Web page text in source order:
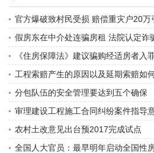
官方爆破致村民受损 赔偿重灾户20万
假房东在中介处连骗房租 法院认定诈
《住房保障法》建议骗购经适房者入
工程索赔产生的原因以及延期索赔如
分包队伍的安全管理要达到五个确保
审理建设工程施工合同纠纷案件指导
农村土改意见出台预2017完成试点
全国人大官员：最早明年启动全国性